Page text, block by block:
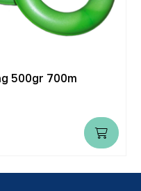
Lofotring 500gr 700m